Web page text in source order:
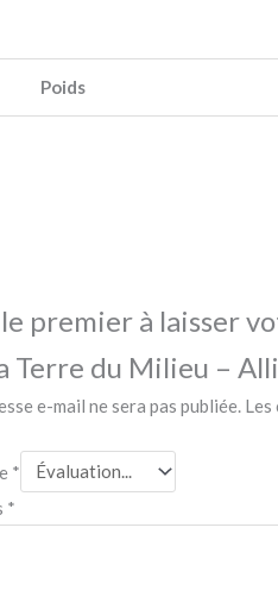
Poids
premier à laisser
Terre du Milieu –
e-mail ne sera pas publiée. Les
*
*